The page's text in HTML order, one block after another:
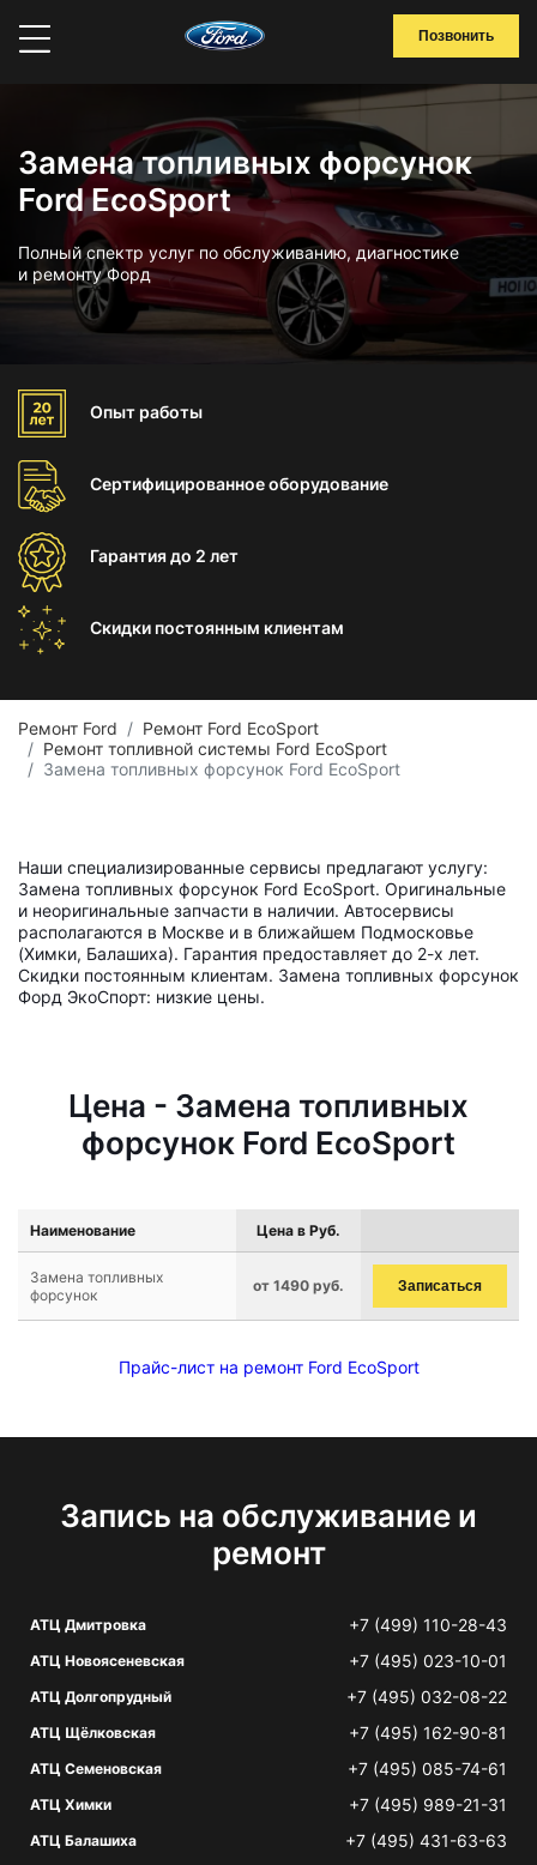
Позвонить
Замена топливных форсунок
Ford EcoSport
Полный спектр услуг по обслуживанию, диагностике
и ремонту Форд
Опыт работы
Сертифицированноеоборудование
Гарантиядо 2 лет
Скидки постоянным клиентам
Ремонт Ford
Ремонт Ford EcoSport
Ремонт топливной системы Ford EcoSport
Замена топливных форсунок Ford EcoSport
Наши специализированные сервисы предлагают услугу:
Замена топливных форсунок Ford EcoSport. Оригинальные
и неоригинальные запчасти в наличии. Автосервисы
располагаются в Москве и в ближайшем Подмосковье
(Химки, Балашиха). Гарантия предоставляет до 2-х лет.
Скидки постоянным клиентам. Замена топливных форсунок
Форд ЭкоСпорт: низкие цены.
Цена - Замена топливных
форсунок Ford EcoSport
Наименование Цена в Руб.
Замена топливных
форсунок
от 1490 руб. Записаться
Прайс-лист на ремонт Ford EcoSport
Запись на обслуживание и
ремонт
АТЦ Дмитровка +7 (499) 110-28-43
АТЦ Новоясеневская +7 (495) 023-10-01
АТЦ Долгопрудный +7 (495) 032-08-22
АТЦ Щёлковская +7 (495) 162-90-81
АТЦ Семеновская +7 (495) 085-74-61
АТЦ Химки +7 (495) 989-21-31
АТЦ Балашиха +7 (495) 431-63-63